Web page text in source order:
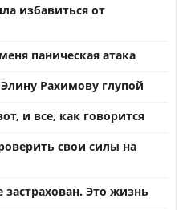
избавиться от
паническая атака
Рахимову глупой
и все, как говорится
свои силы на
Это жизнь